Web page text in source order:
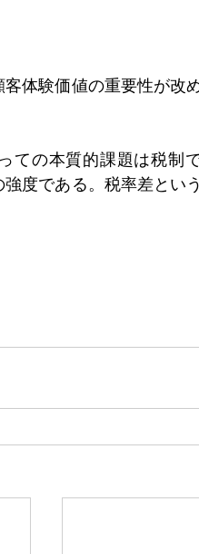
体験価値の重要性が改
ての本質的課題は税制
度である。税率差とい